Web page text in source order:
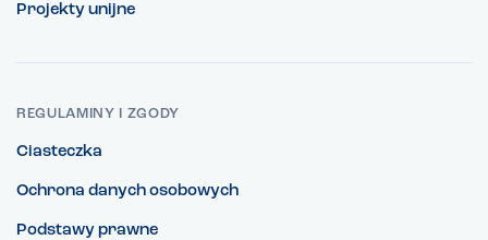
Projekty unijne
REGULAMINY I ZGODY
Ciasteczka
Ochrona danych osobowych
Podstawy prawne